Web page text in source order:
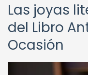
Las joyas
del Libro
Ocasión